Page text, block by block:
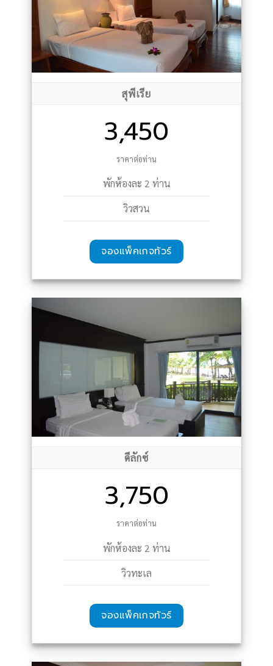
สุพีเรีย
3,450
ราคาต่อท่าน
พักห้องละ 2 ท่าน
วิวสวน
จองแพ็คเกจทัวร์
ดีลักซ์
3,750
ราคาต่อท่าน
พักห้องละ 2 ท่าน
วิวทะเล
จองแพ็คเกจทัวร์